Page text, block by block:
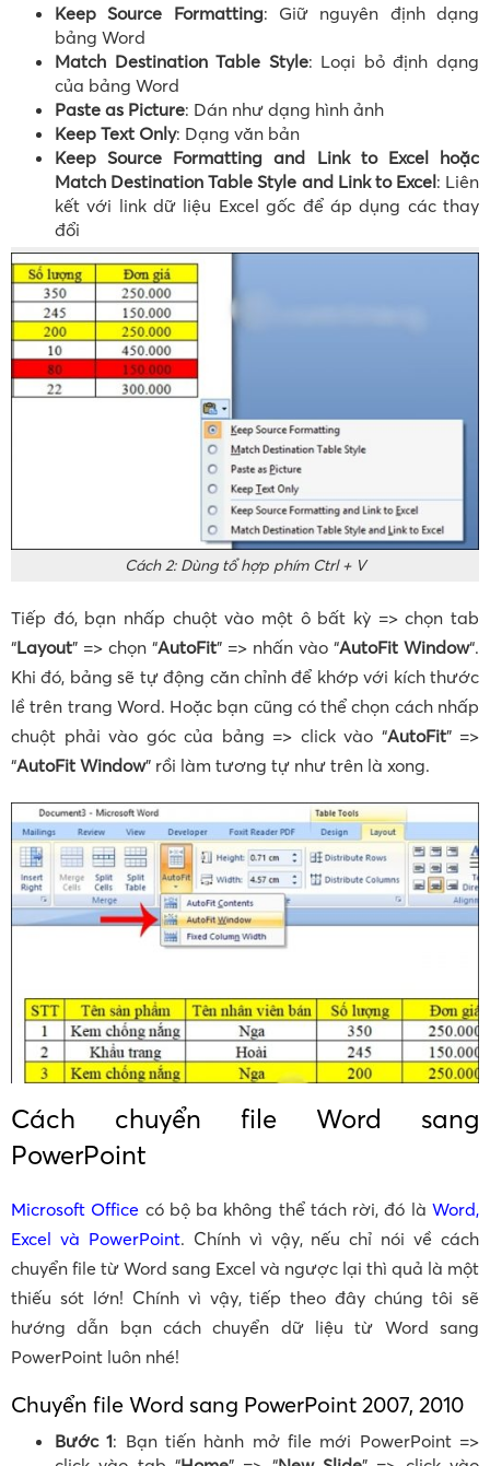
Keep Source Formatting: Giữ nguyên định dạng
bảng Word
Match Destination Table Style: Loại bỏ định dạng
của bảng Word
Paste as Picture: Dán như dạng hình ảnh
Keep Text Only: Dạng văn bản
Keep Source Formatting and Link to Excel hoặc
Match Destination Table Style and Link to Excel: Liên
kết với link dữ liệu Excel gốc để áp dụng các thay
đổi
Cách 2: Dùng tổ hợp phím Ctrl + V
Tiếp đó, bạn nhấp chuột vào một ô bất kỳ => chọn tab
“Layout” => chọn “AutoFit” => nhấn vào “AutoFit Window“.
Khi đó, bảng sẽ tự động căn chỉnh để khớp với kích thước
lề trên trang Word. Hoặc bạn cũng có thể chọn cách nhấp
chuột phải vào góc của bảng => click vào “AutoFit” =>
“AutoFit Window” rồi làm tương tự như trên là xong.
Cách chuyển file Word sang
PowerPoint
Microsoft Office có bộ ba không thể tách rời, đó làWord,
Excel và PowerPoint. Chính vì vậy, nếu chỉ nói về cách
chuyển file từ Word sang Excel và ngược lại thì quả là một
thiếu sót lớn! Chính vì vậy, tiếp theo đây chúng tôi sẽ
hướng dẫn bạn cách chuyển dữ liệu từ Word sang
PowerPoint luôn nhé!
Chuyển file Word sang PowerPoint 2007, 2010
Bước 1: Bạn tiến hành mở file mới PowerPoint =>